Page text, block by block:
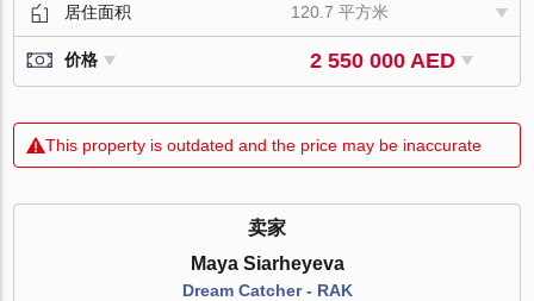
居住面积
120.7 平方米
价格 2 550 000 AED
This property is outdated and the price may be inaccurate
卖家
Maya Siarheyeva
Dream Catcher - RAK